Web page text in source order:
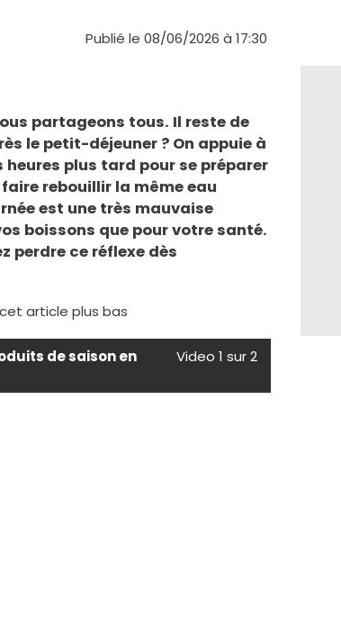
Publié le 08/06/2026 à 17:30
partageons tous. Il reste de
le petit-déjeuner ? On appuie à
plus tard pour se préparer
rebouillir la même eau
est une très mauvaise
boissons que pour votre santé.
perdre ce réflexe dès
article plus bas
de saison en
Video 1 sur 2